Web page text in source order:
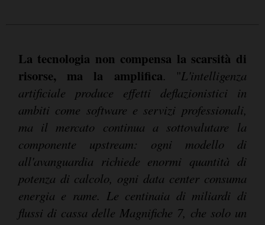
La tecnologia non compensa la scarsità di
risorse, ma la amplifica. "L'intelligenza
artificiale produce effetti deflazionistici in
ambiti come software e servizi professionali,
ma il mercato continua a sottovalutare la
componente upstream: ogni modello di
all'avanguardia richiede enormi quantità di
potenza di calcolo, ogni data center consuma
energia e rame. Le centinaia di miliardi di
flussi di cassa delle Magnifiche 7, che solo un